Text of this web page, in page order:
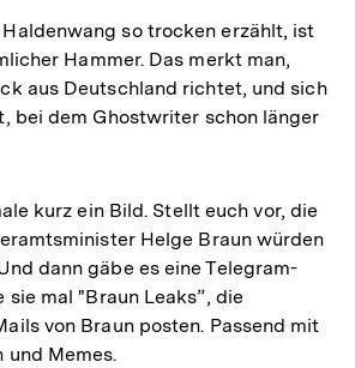
Haldenwang so trocken erzählt, ist
Hammer. Das merkt man,
aus Deutschland richtet, und sich
bei dem Ghostwriter schon länger
kurz ein Bild. Stellt euch vor, die
Helge Braun würden
dann gäbe es eine Telegram-
sie mal "Braun Leaks”, die
von Braun posten. Passend mit
und Memes.